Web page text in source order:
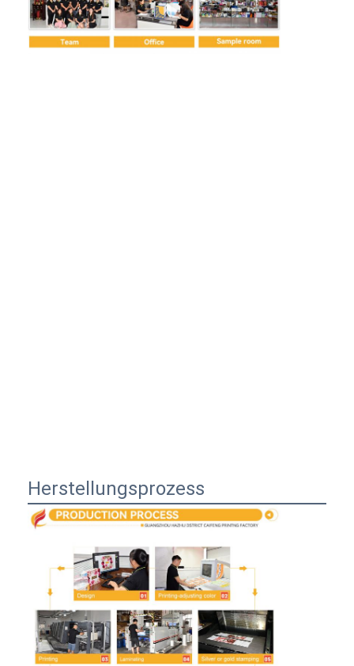
Herstellungsprozess